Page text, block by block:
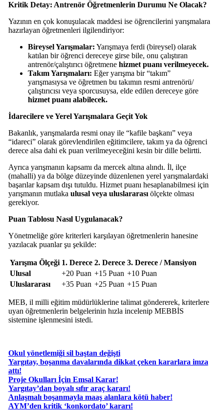
Kritik Detay: Antrenör Öğretmenlerin Durumu Ne Olacak?
Yazının en çok konuşulacak maddesi ise öğrencilerini yarışmalara
hazırlayan öğretmenleri ilgilendiriyor:
Bireysel Yarışmalar: Yarışmaya ferdi (bireysel) olarak
katılan bir öğrenci dereceye girse bile, onu çalıştıran
antrenör/çalıştırıcı öğretmene hizmet puanı verilmeyecek.
Takım Yarışmaları: Eğer yarışma bir “takım”
yarışmasıysa ve öğretmen bu takımın resmi antrenörü/
çalıştırıcısı veya sporcusuysa, elde edilen dereceye göre
hizmet puanı alabilecek.
İdarecilere ve Yerel Yarışmalara Geçit Yok
Bakanlık, yarışmalarda resmi onay ile “kafile başkanı” veya
“idareci” olarak görevlendirilen eğitimcilere, takım ya da öğrenci
derece alsa dahi ek puan verilmeyeceğini kesin bir dille belirtti.
Ayrıca yarışmanın kapsamı da mercek altına alındı. İl, ilçe
(mahalli) ya da bölge düzeyinde düzenlenen yerel yarışmalardaki
başarılar kapsam dışı tutuldu. Hizmet puanı hesaplanabilmesi için
yarışmanın mutlaka ulusal veya uluslararasıölçekte olması
gerekiyor.
Puan Tablosu Nasıl Uygulanacak?
Yönetmeliğe göre kriterleri karşılayan öğretmenlerin hanesine
yazılacak puanlar şu şekilde:
Yarışma Ölçeği 1. Derece 2. Derece 3. Derece / Mansiyon
Ulusal
+20 Puan +15 Puan +10 Puan
Uluslararası
+35 Puan +25 Puan +15 Puan
MEB, il milli eğitim müdürlüklerine talimat göndererek, kriterlere
uyan öğretmenlerin belgelerinin hızla incelenip MEBBİS
sistemine işlenmesini istedi.
Okul yönetlemiği sil baştan değişti
Yargıtay, boşanma davalarında dikkat çeken kararlara imza
attı!
Proje Okulları İçin Emsal Karar!
Yargıtay’dan boyalı sıfır araç kararı!
Anlaşmalı boşanmayla maaş alanlara kötü haber!
AYM’den kritik ‘konkordato’ kararı!